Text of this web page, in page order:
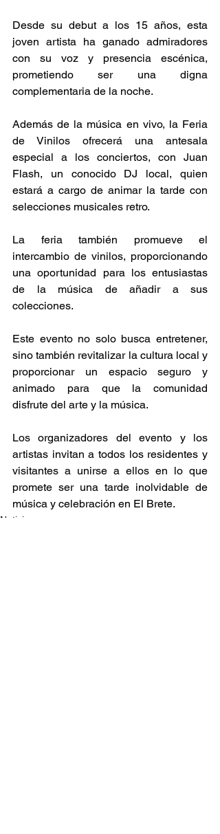
Desde su debut a los 15 años, esta
joven artista ha ganado admiradores
con su voz y presencia escénica,
prometiendo ser una digna
complementaria de la noche.
Además de la música en vivo, la Feria
de Vinilos ofrecerá una antesala
especial a los conciertos, con Juan
Flash, un conocido DJ local, quien
estará a cargo de animar la tarde con
selecciones musicales retro.
La feria también promueve el
intercambio de vinilos, proporcionando
una oportunidad para los entusiastas
de la música de añadir a sus
colecciones.
Este evento no solo busca entretener,
sino también revitalizar la cultura local y
proporcionar un espacio seguro y
animado para que la comunidad
disfrute del arte y la música.
Los organizadores del evento y los
artistas invitan a todos los residentes y
visitantes a unirse a ellos en lo que
promete ser una tarde inolvidable de
música y celebración en El Brete.
Noticia